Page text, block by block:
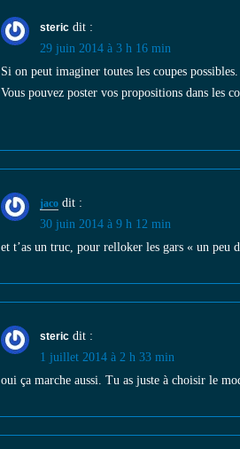
steric dit :
29 juin 2014 à 3 h 16 min
Si on peut imaginer toutes les coupes possibles.
Vous pouvez poster vos propositions dans les
jaco dit :
30 juin 2014 à 9 h 12 min
et t’as un truc, pour relloker les gars « un peu
steric dit :
1 juillet 2014 à 2 h 33 min
oui ça marche aussi. Tu as juste à choisir le